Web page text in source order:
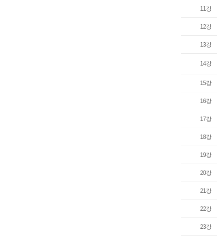
11강
12강
13강
14강
15강
16강
17강
18강
19강
20강
21강
22강
23강